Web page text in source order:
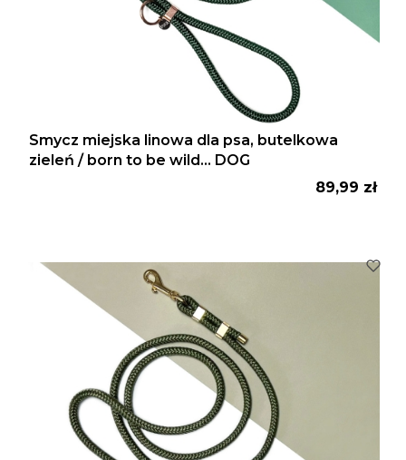
Smycz miejska linowa dla psa, butelkowa
zieleń / born to be wild... DOG
Cena
89,99 zł